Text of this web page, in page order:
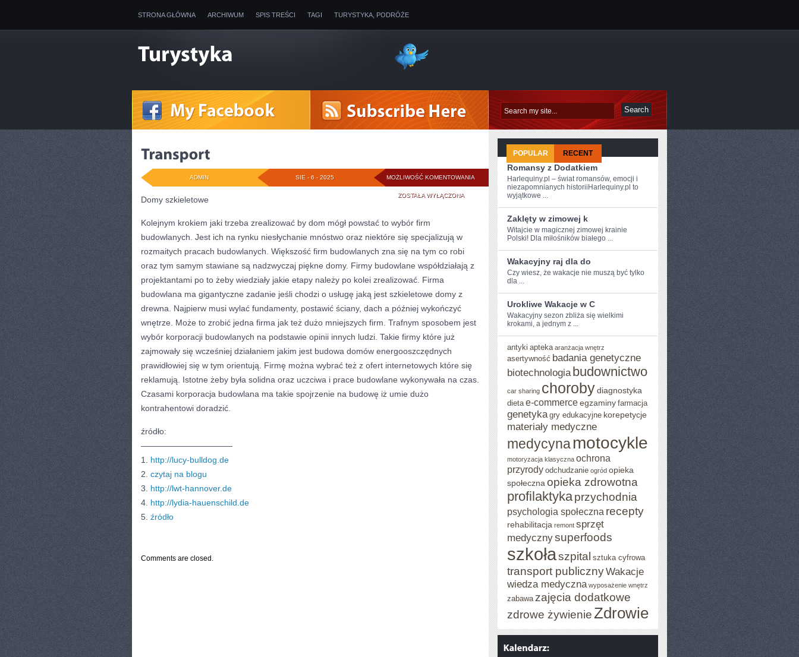
STRONA GŁÓWNA ARCHIWUM SPIS TREŚCI TAGI TURYSTYKA, PODRÓŻE
MOŻLIWOŚĆ KOMENTOWANIA TRANSPORT
ZOSTAŁA WYŁĄCZONA
SIE - 6 - 2025
ADMIN
Domy szkieletowe
Kolejnym krokiem jaki trzeba zrealizować by dom mógł powstać to wybór firm
budowlanych. Jest ich na rynku niesłychanie mnóstwo oraz niektóre się specjalizują w
rozmaitych pracach budowlanych. Większość firm budowlanych zna się na tym co robi
oraz tym samym stawiane są nadzwyczaj piękne domy. Firmy budowlane współdziałają z
projektantami po to żeby wiedziały jakie etapy należy po kolei zrealizować. Firma
budowlana ma gigantyczne zadanie jeśli chodzi o usługę jaką jest szkieletowe domy z
drewna. Najpierw musi wylać fundamenty, postawić ściany, dach a później wykończyć
wnętrze. Może to zrobić jedna firma jak też dużo mniejszych firm. Trafnym sposobem jest
wybór korporacji budowlanych na podstawie opinii innych ludzi. Takie firmy które już
zajmowały się wcześniej działaniem jakim jest budowa domów energooszczędnych
prawidłowiej się w tym orientują. Firmę można wybrać też z ofert internetowych które się
reklamują. Istotne żeby była solidna oraz uczciwa i prace budowlane wykonywała na czas.
Czasami korporacja budowlana ma takie spojrzenie na budowę iż umie dużo
kontrahentowi doradzić.
źródło:
———————————
1. http://lucy-bulldog.de
2. czytaj na blogu
3. http://lwt-hannover.de
4. http://lydia-hauenschild.de
5. źródło
Comments are closed.
POPULAR RECENT
Romansy z Dodatkiem
Harlequiny.pl – świat romansów, emocji i
niezapomnianych historiiHarlequiny.pl to
wyjątkowe ...
Zaklęty w zimowej k
Witajcie w magicznej zimowej krainie
Polski! Dla miłośników białego ...
Wakacyjny raj dla do
Czy wiesz, ⁤że wakacje nie muszą być ​tylko
dla ...
Urokliwe Wakacje w C
Wakacyjny sezon zbliża ‌się ⁣wielkimi
‍krokami, a jednym z ...
antyki apteka aranżacja wnętrz
asertywność badania genetyczne
biotechnologia budownictwo
car sharing chorobydiagnostyka
dieta e-commerceegzaminy farmacja
genetyka gry edukacyjne korepetycje
materiały medyczne
medycynamotocykle
motoryzacja klasyczna ochrona
przyrody odchudzanie ogród opieka
społeczna opieka zdrowotna
profilaktykaprzychodnia
psychologia społeczna recepty
rehabilitacja remont sprzęt
medycznysuperfoods
szkołaszpital sztuka cyfrowa
transport publicznyWakacje
wiedza medyczna wyposażenie wnętrz
zabawa zajęcia dodatkowe
zdrowe żywienieZdrowie